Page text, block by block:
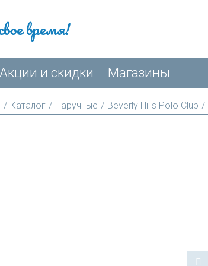
время!
Акции и скидки Магазины
/ Каталог / Наручные / Beverly Hills Polo Club /